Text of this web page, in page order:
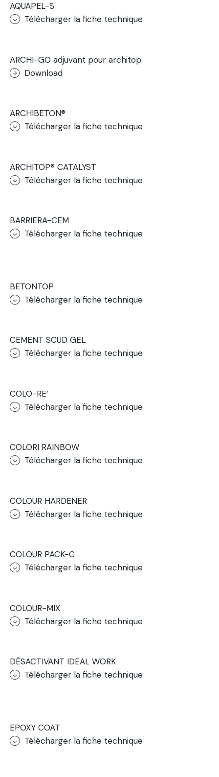
AQUAPEL-S
Télécharger la fiche technique
ARCHI-GO adjuvant pour architop
Download
ARCHIBETON®
Télécharger la fiche technique
ARCHITOP® CATALYST
Télécharger la fiche technique
BARRIERA-CEM
Télécharger la fiche technique
BETONTOP
Télécharger la fiche technique
CEMENT SCUD GEL
Télécharger la fiche technique
COLO-RE’
Télécharger la fiche technique
COLORI RAINBOW
Télécharger la fiche technique
COLOUR HARDENER
Télécharger la fiche technique
COLOUR PACK-C
Télécharger la fiche technique
COLOUR-MIX
Télécharger la fiche technique
DÉSACTIVANT IDEAL WORK
Télécharger la fiche technique
EPOXY COAT
Télécharger la fiche technique